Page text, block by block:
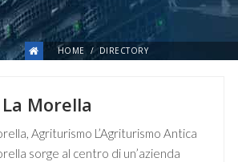
HOME DIRECTORY
Morella
Agriturismo L’Agriturismo Antica
sorge al centro di un’azienda